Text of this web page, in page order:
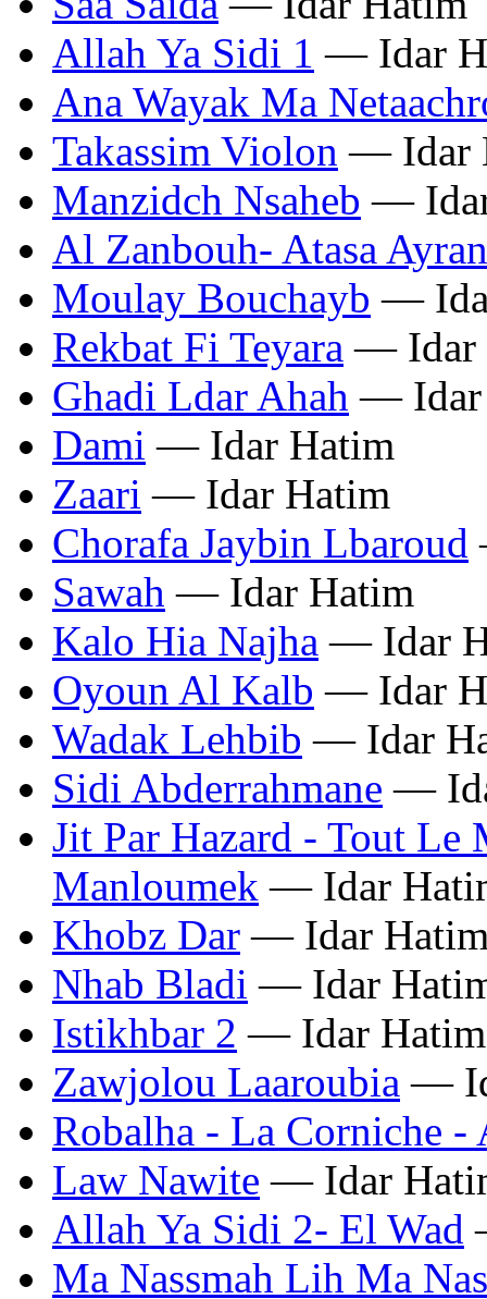
Allah Ya Sidi 1 — Idar
Ana Wayak Ma
Takassim Violon — Idar
Manzidch Nsaheb —
Al Zanbouh- Atasa
Moulay Bouchayb —
Rekbat Fi Teyara — Idar
Ghadi Ldar Ahah — Idar
Dami — Idar Hatim
Zaari — Idar Hatim
Chorafa Jaybin Lbaroud
Sawah — Idar Hatim
Kalo Hia Najha — Idar
Oyoun Al Kalb — Idar
Wadak Lehbib — Idar
Sidi Abderrahmane —
Jit Par Hazard - Tout Le
Manloumek — Idar
Khobz Dar — Idar
Nhab Bladi — Idar
Istikhbar 2 — Idar Hatim
Zawjolou Laaroubia —
Robalha - La Corniche
Law Nawite — Idar
Allah Ya Sidi 2- El Wad
Ma Nassmah Lih Ma